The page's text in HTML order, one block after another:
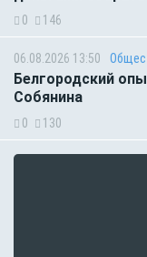
0 146
06.08.2026 13:50
Белгородский
Собянина
0 130